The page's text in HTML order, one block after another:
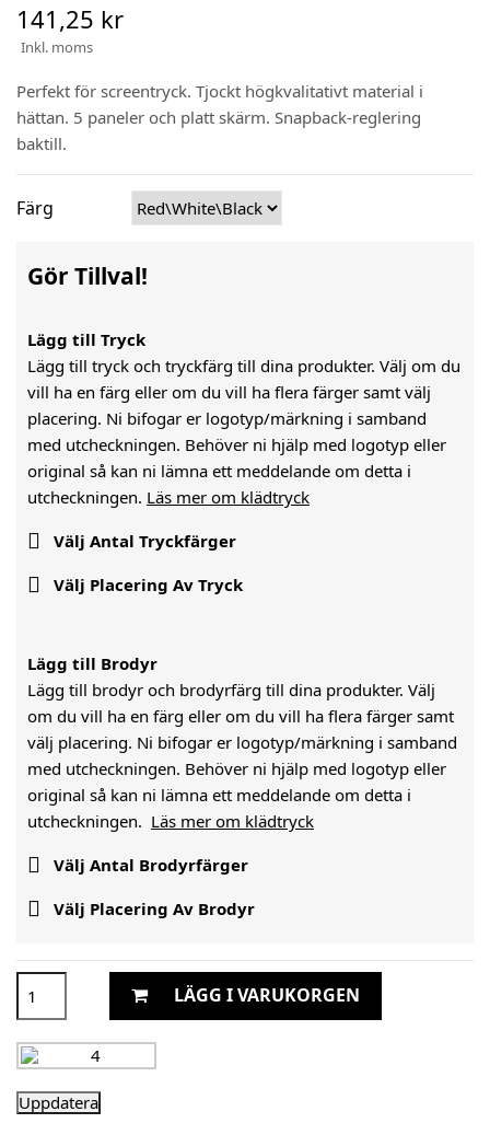
141,25 kr
Inkl. moms
Perfekt för screentryck. Tjockt högkvalitativt material i
hättan. 5 paneler och platt skärm. Snapback-reglering
baktill.
Färg
Gör Tillval!
Lägg till Tryck
Lägg till tryck och tryckfärg till dina produkter. Välj om du
vill ha en färg eller om du vill ha flera färger samt välj
placering. Ni bifogar er logotyp/märkning i samband
med utcheckningen. Behöver ni hjälp med logotyp eller
original så kan ni lämna ett meddelande om detta i
utcheckningen. Läs mer om klädtryck
 Välj Antal Tryckfärger
 Välj Placering Av Tryck
Lägg till Brodyr
Lägg till brodyr och brodyrfärg till dina produkter. Välj
om du vill ha en färg eller om du vill ha flera färger samt
välj placering. Ni bifogar er logotyp/märkning i samband
med utcheckningen. Behöver ni hjälp med logotyp eller
original så kan ni lämna ett meddelande om detta i
utcheckningen. Läs mer om klädtryck
 Välj Antal Brodyrfärger
 Välj Placering Av Brodyr
LÄGG I VARUKORGEN